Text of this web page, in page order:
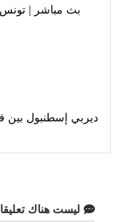
بث مباشر | تونس
ديربي إسطنبول بين
ليست هناك